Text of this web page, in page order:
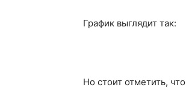
График выглядит так:
Но стоит отметить,